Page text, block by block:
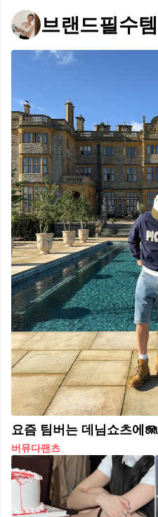
브랜드필수템
요즘 팀버는 데님쇼츠에🪼
버뮤다팬츠